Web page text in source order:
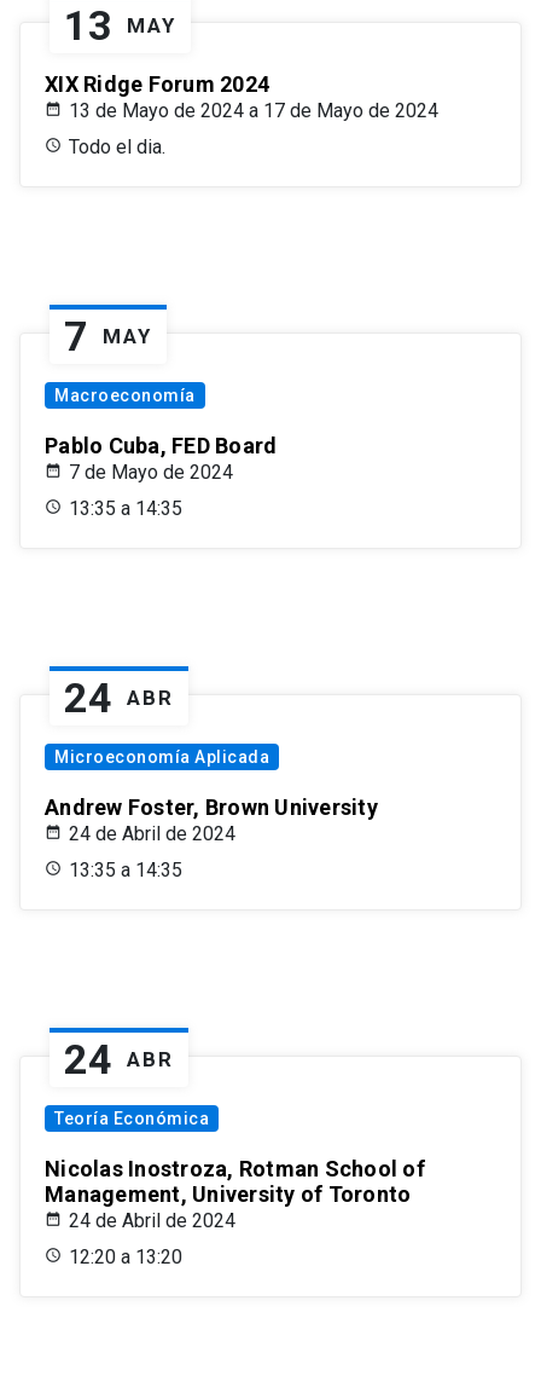
13 MAY
XIX Ridge Forum 2024
13 de Mayo de 2024 a 17 de Mayo de 2024
Todo el dia.
7 MAY
Macroeconomía
Pablo Cuba, FED Board
7 de Mayo de 2024
13:35 a 14:35
24 ABR
Microeconomía Aplicada
Andrew Foster, Brown University
24 de Abril de 2024
13:35 a 14:35
24 ABR
Teoría Económica
Nicolas Inostroza, Rotman School of
Management, University of Toronto
24 de Abril de 2024
12:20 a 13:20